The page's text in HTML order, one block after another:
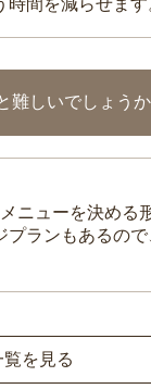
難しいでしょうか
ニューを決める
ランもあるの
を見る